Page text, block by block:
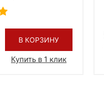
В КОРЗИНУ
Купить в 1 клик